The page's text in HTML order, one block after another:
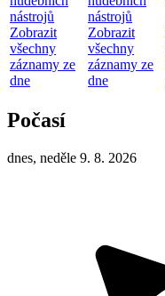
nástrojů
Zobrazit
všechny
záznamy ze
dne
nástrojů
Zobrazit
všechny
záznamy ze
dne
Počasí
dnes, neděle 9. 8. 2026